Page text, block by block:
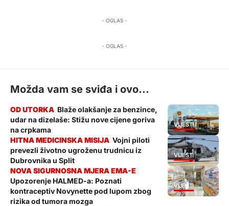
- OGLAS -
- OGLAS -
Možda vam se sviđa i ovo...
VIJESTI
Blaže olakšanje za benzince,
udar na dizelaše: Stižu nove cijene goriva
na crpkama
VIJESTI
Vojni piloti
prevezli životno ugroženu trudnicu iz
Dubrovnika u Split
VIJESTI
Upozorenje HALMED-a: Poznati
kontraceptiv Novynette pod lupom zbog
rizika od tumora mozga